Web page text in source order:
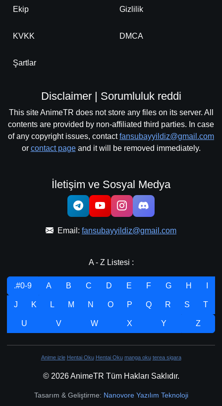
Ekip Gizlilik
KVKK DMCA
Şartlar
Disclaimer | Sorumluluk reddi
This site AnimeTR does not store any files on its server. All
contents are provided by non-affiliated third parties. In case
of any copyright issues, contactfansubayyildiz@gmail.com
or contact pageand it will be removed immediately.
İletişim ve Sosyal Medya
Email: fansubayyildiz@gmail.com
A - Z Listesi :
.#0-9 A B C D E F G H
J K L M N O P Q R S T
U V W X Y Z
Anime izle Hentai Oku Hentai Oku manga oku terea sigara
© 2026 AnimeTR Tüm Hakları Saklıdır.
Tasarım & Geliştirme: Nanovore Yazılım Teknoloji